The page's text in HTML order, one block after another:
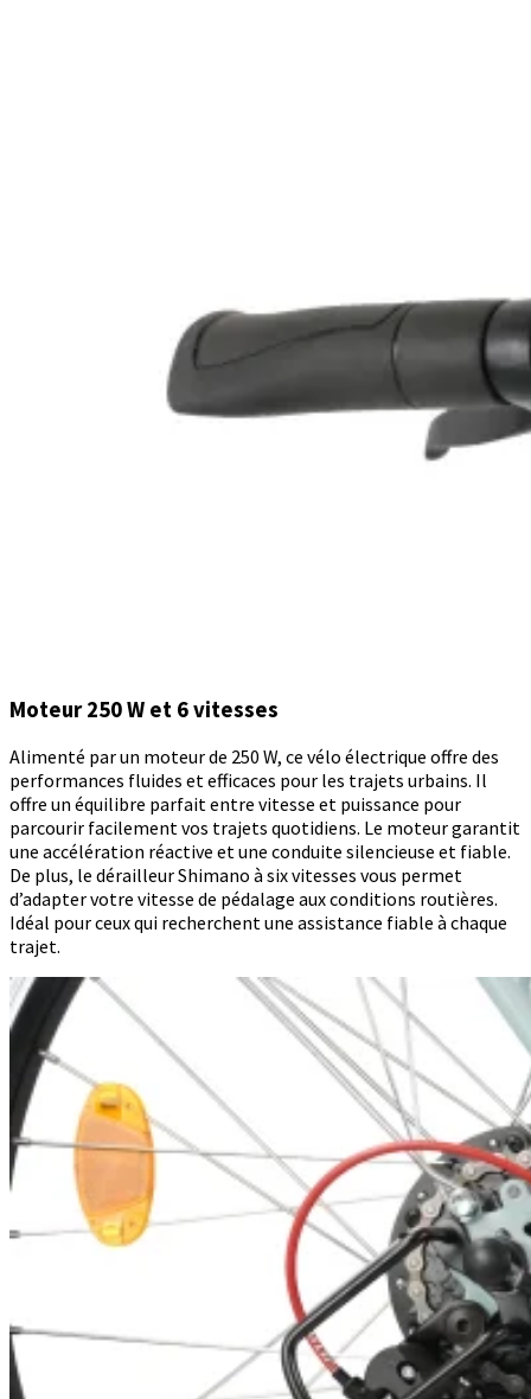
Moteur 250 W et 6 vitesses
Alimenté par un moteur de 250 W, ce vélo électrique offre des
performances fluides et efficaces pour les trajets urbains. Il
offre un équilibre parfait entre vitesse et puissance pour
parcourir facilement vos trajets quotidiens. Le moteur garantit
une accélération réactive et une conduite silencieuse et fiable.
De plus, le dérailleur Shimano à six vitesses vous permet
d’adapter votre vitesse de pédalage aux conditions routières.
Idéal pour ceux qui recherchent une assistance fiable à chaque
trajet.